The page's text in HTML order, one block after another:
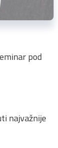
pod
najvažnije